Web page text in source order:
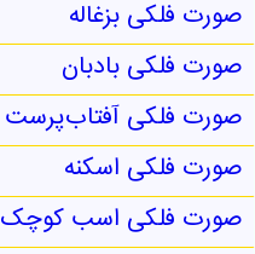
صورت فلکی بزغاله
صورت فلکی بادبان
صورت فلکی آفتاب‌پرست
صورت فلکی اسکنه
صورت فلکی اسب کوچک